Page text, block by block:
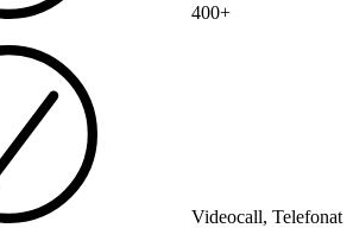
400+
Videocall, Telefonat